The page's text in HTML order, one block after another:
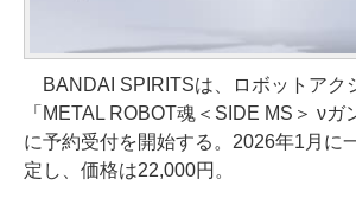
BANDAI SPIRITSは、ロボットアク
「METAL ROBOT魂＜SIDE MS＞ νガ
に予約受付を開始する。2026年1月に
定し、価格は22,000円。